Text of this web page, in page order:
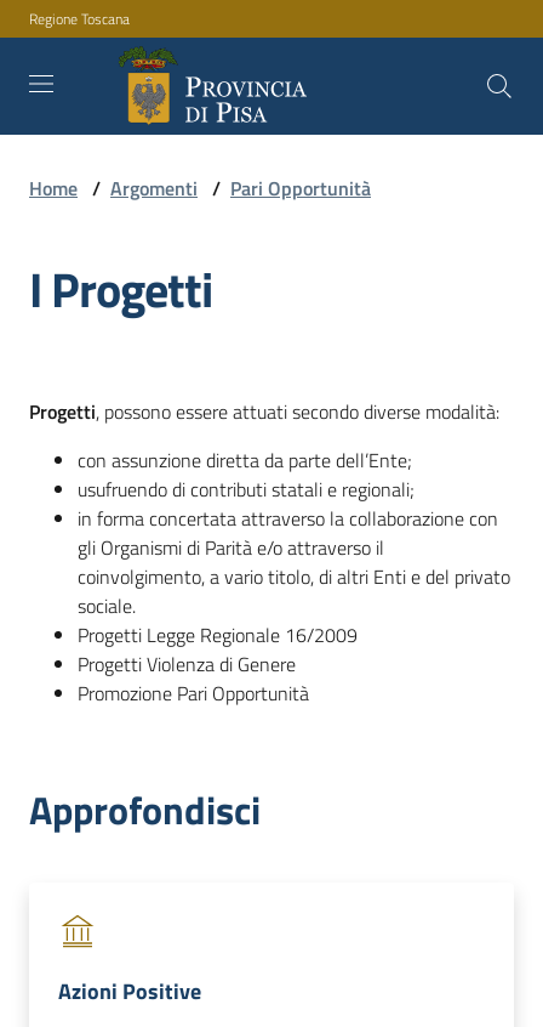
Vai al contenuto
Vai alla navigazione
Vai al footer
Regione Toscana
Amministrazione
Servizi
Novità
Documenti
Home / Argomenti / Pari Opportunità
I Progetti
Progetti, possono essere attuati secondo diverse modalità:
con assunzione diretta da parte dell’Ente;
usufruendo di contributi statali e regionali;
in forma concertata attraverso la collaborazione con
gli Organismi di Parità e/o attraverso il
coinvolgimento, a vario titolo, di altri Enti e del privato
sociale.
Progetti Legge Regionale 16/2009
Progetti Violenza di Genere
Promozione Pari Opportunità
Approfondisci
Azioni Positive